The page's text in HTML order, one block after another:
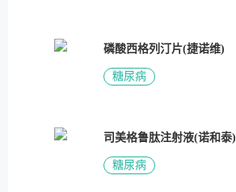
磷酸西格列汀片(捷诺维)
糖尿病
司美格鲁肽注射液(诺和泰)
糖尿病